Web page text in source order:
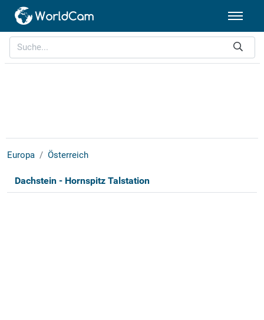
Europa Österreich
Dachstein - Hornspitz Talstation